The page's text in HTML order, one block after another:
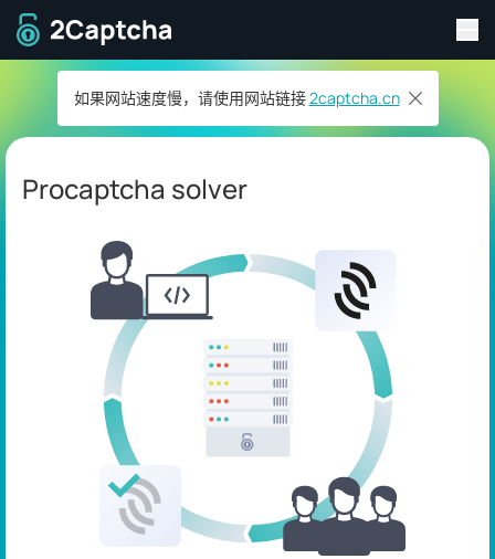
返回主页 切
如果网站速度慢，请使用网站链接2captcha.cn
Procaptcha solver